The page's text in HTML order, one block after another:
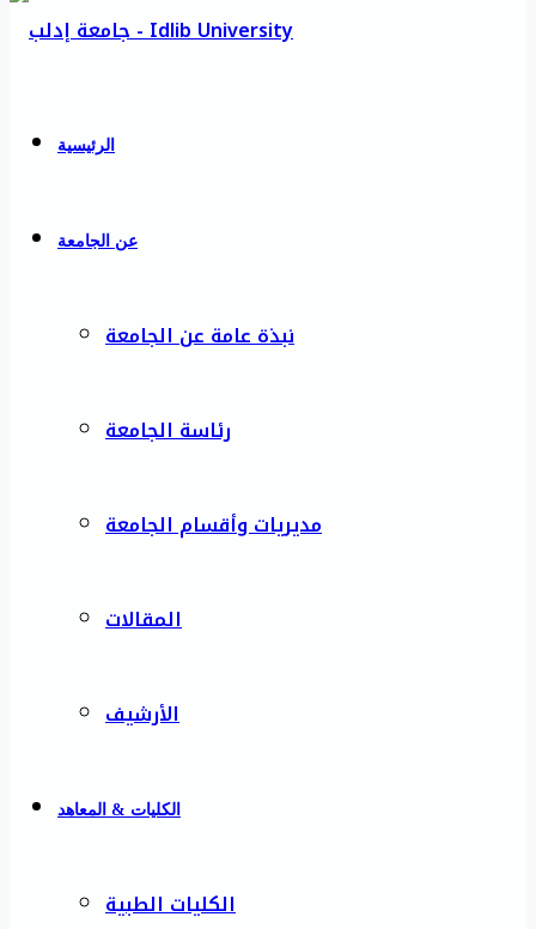
الرئيسية
عن الجامعة
نبذة عامة عن الجامعة
رئاسة الجامعة
مديريات وأقسام الجامعة
المقالات
الأرشيف
الكليات & المعاهد
الكليات الطبية